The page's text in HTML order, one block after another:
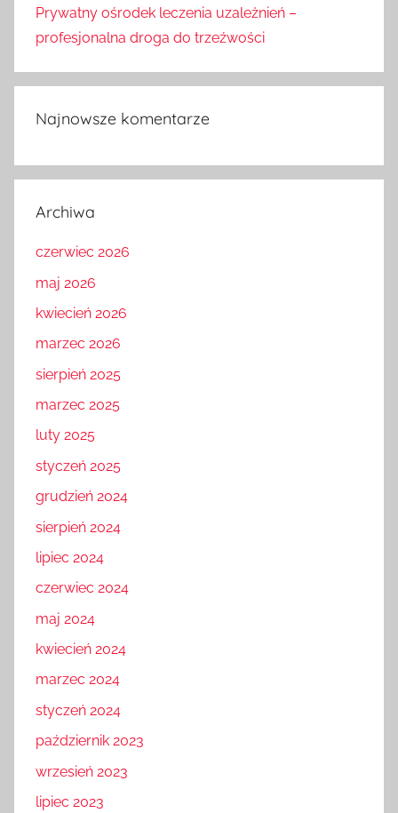
Prywatny ośrodek leczenia uzależnień –
profesjonalna droga do trzeźwości
Najnowsze komentarze
Archiwa
czerwiec 2026
maj 2026
kwiecień 2026
marzec 2026
sierpień 2025
marzec 2025
luty 2025
styczeń 2025
grudzień 2024
sierpień 2024
lipiec 2024
czerwiec 2024
maj 2024
kwiecień 2024
marzec 2024
styczeń 2024
październik 2023
wrzesień 2023
lipiec 2023